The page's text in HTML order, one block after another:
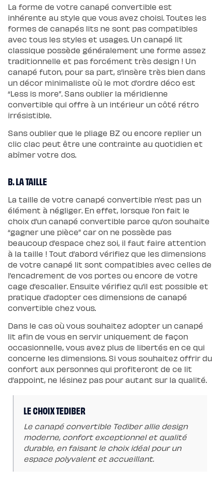
La forme de votre canapé convertible est
inhérente au style que vous avez choisi. Toutes les
formes de canapés lits ne sont pas compatibles
avec tous les styles et usages. Un canapé lit
classique possède généralement une forme assez
traditionnelle et pas forcément très design ! Un
canapé futon, pour sa part, s’insère très bien dans
un décor minimaliste où le mot d’ordre déco est
“Less is more”. Sans oublier la méridienne
convertible qui offre à un intérieur un côté rétro
irrésistible.
Sans oublier que le pliage BZ ou encore replier un
clic clac peut être une contrainte au quotidien et
abîmer votre dos.
B. LA TAILLE
La taille de votre canapé convertible n’est pas un
élément à négliger. En effet, lorsque l’on fait le
choix d’un canapé convertible parce qu’on souhaite
“gagner une pièce” car on ne possède pas
beaucoup d’espace chez soi, il faut faire attention
à la taille ! Tout d’abord vérifiez que les dimensions
de votre canapé lit sont compatibles avec celles de
l’encadrement de vos portes ou encore de votre
cage d’escalier. Ensuite vérifiez qu’il est possible et
pratique d’adopter ces dimensions de canapé
convertible chez vous.
Dans le cas où vous souhaitez adopter un canapé
lit afin de vous en servir uniquement de façon
occasionnelle, vous avez plus de libertés en ce qui
concerne les dimensions. Si vous souhaitez offrir du
confort aux personnes qui profiteront de ce lit
d’appoint, ne lésinez pas pour autant sur la qualité.
LE CHOIX TEDIBER
Le canapé convertible Tediber allie design
moderne, confort exceptionnel et qualité
durable, en faisant le choix idéal pour un
espace polyvalent et accueillant.